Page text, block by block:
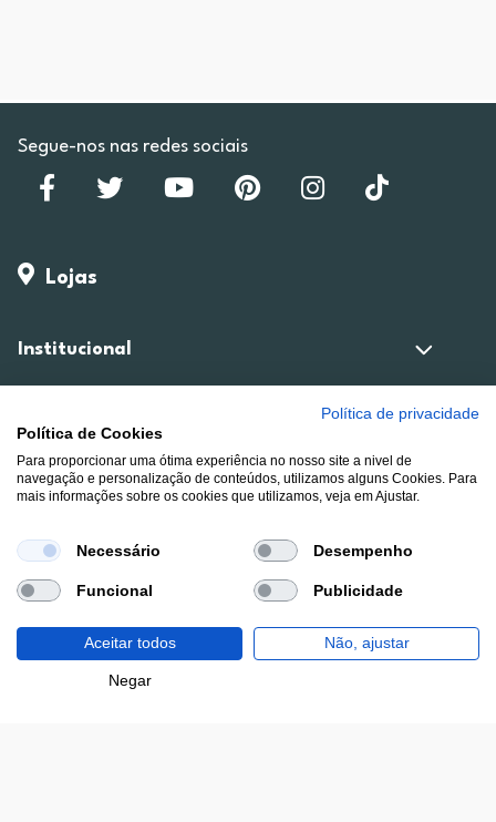
Segue-nos nas redes sociais
Lojas
Institucional
Cartão RP-ON
Campanhas
Área de Cliente
Política de privacidade
Política de Cookies
Para proporcionar uma ótima experiência no nosso site a nivel de
navegação e personalização de conteúdos, utilizamos alguns Cookies. Para
mais informações sobre os cookies que utilizamos, veja em Ajustar.
Necessário Desempenho
Funcional Publicidade
Aceitar todos Não, ajustar
Negar